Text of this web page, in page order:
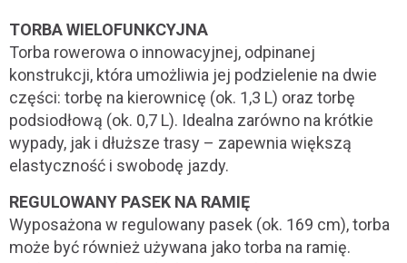
TORBA WIELOFUNKCYJNA
Torba rowerowa o innowacyjnej, odpinanej
konstrukcji, która umożliwia jej podzielenie na dwie
części: torbę na kierownicę (ok. 1,3 L) oraz torbę
podsiodłową (ok. 0,7 L). Idealna zarówno na krótkie
wypady, jak i dłuższe trasy – zapewnia większą
elastyczność i swobodę jazdy.
REGULOWANY PASEK NA RAMIĘ
Wyposażona w regulowany pasek (ok. 169 cm), torba
może być również używana jako torba na ramię.